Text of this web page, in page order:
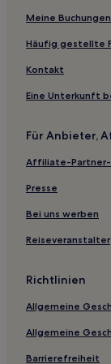
Sportzentrum
Hotels nahe
Kongsan 1-tong:
Naedang-
Hotels mit
Hotels mit
Familien in Daegu
Günstige in
Meine Buchungen
Häufig gestellte
Kontakt
Eine Unterkunft
Für Anbieter,
Affiliate-Partner-
Presse
Bei uns werben
Reiseveranstalter
Richtlinien
Allgemeine
Allgemeine
Barrierefreiheit